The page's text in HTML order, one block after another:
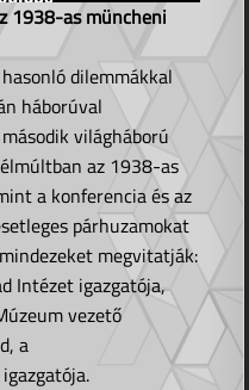
1938-as müncheni
dilemmákkal
háborúval
világháború
az 1938-as
a konferencia és az
párhuzamokat
megvitatják:
Intézet igazgatója,
vezető
a